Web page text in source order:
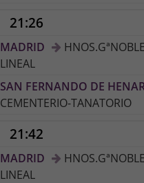
21:26
MADRID
LINEAL
SAN FERNANDO DE
CEMENTERIO-TANATORIO
21:42
MADRID
LINEAL